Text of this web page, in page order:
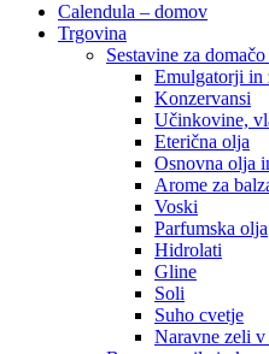
Calendula – domov
Trgovina
Sestavine za
Emulgatorji in
Konzervansi
Učinkovine,
Eterična olja
Osnovna olja
Arome za
Voski
Parfumska olja
Hidrolati
Gline
Soli
Suho cvetje
Naravne zeli v